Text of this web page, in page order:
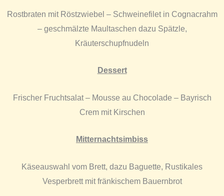
Rostbraten mit Röstzwiebel – Schweinefilet in Cognacrahm
– geschmälzte Maultaschen dazu Spätzle,
Kräuterschupfnudeln
Dessert
Frischer Fruchtsalat – Mousse au Chocolade – Bayrisch
Crem mit Kirschen
Mitternachtsimbiss
Käseauswahl vom Brett, dazu Baguette, Rustikales
Vesperbrett mit fränkischem Bauernbrot